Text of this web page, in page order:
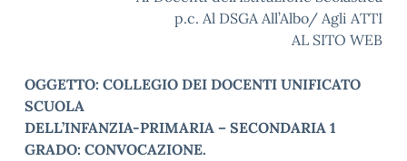
p.c. Al DSGA All’Albo/ Agli ATTI
AL SITO WEB
OGGETTO: COLLEGIO DEI DOCENTI UNIFICATO
SCUOLA
DELL’INFANZIA-PRIMARIA – SECONDARIA 1
GRADO: CONVOCAZIONE.